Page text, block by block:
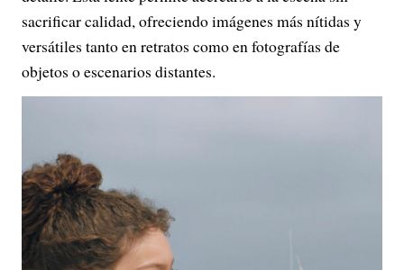
sacrificar calidad, ofreciendo imágenes más nítidas y
versátiles tanto en retratos como en fotografías de
objetos o escenarios distantes.